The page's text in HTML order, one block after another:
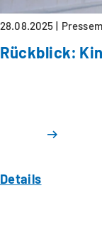
28.08.2025
Rückblick:
Details